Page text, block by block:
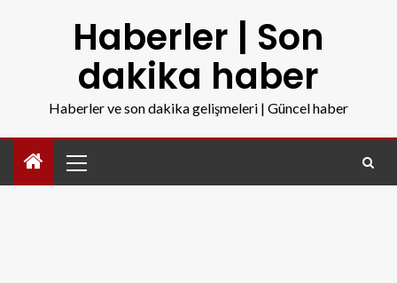
Haberler | Son
dakika haber
Haberler ve son dakika gelişmeleri | Güncel haber